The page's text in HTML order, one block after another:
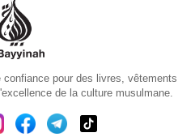
pour des livres, vêtements
de la culture musulmane.